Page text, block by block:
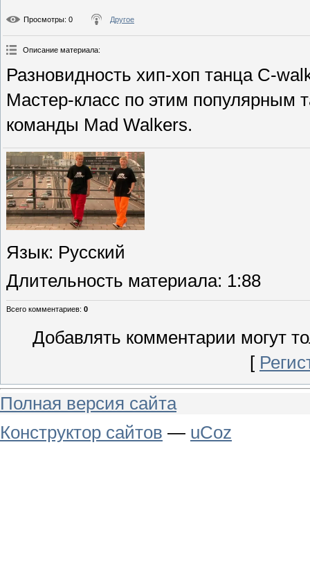
Просмотры: 0 Другое
Описание материала:
Разновидность хип-хоп танца C-
Мастер-класс по этим
команды Mad Walkers.
Язык: Русский
Длительность материала: 1:88
Всего комментариев: 0
Добавлять комментарии могут
[
Полная версия сайта
Конструктор сайтов — uCoz